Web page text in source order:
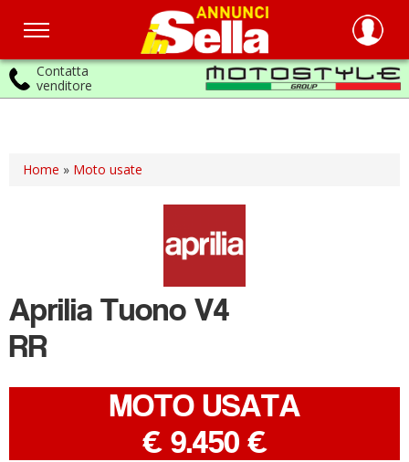
principale
Home » Moto usate
Aprilia Tuono V4
RR
MOTO USATA
€ 9.450 €
Contatta
venditore